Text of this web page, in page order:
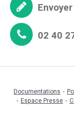
02 40
Documentations
Espace Presse